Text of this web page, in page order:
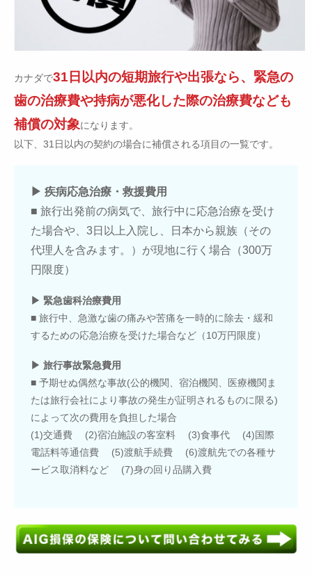
カナダで31日以内の短期旅行や出張なら、緊急の
歯の治療費や持病が悪化した際の治療費なども
補償の対象になります。
以下、31日以内の契約の場合に補償される項目の一覧です。
▶ 疾病応急治療・救援費用
■ 旅行出発前の病気で、旅行中に応急治療を受け
た場合や、3日以上入院し、日本から親族（その
代理人を含みます。）が現地に行く場合（300万
円限度）
▶ 緊急歯科治療費用
■ 旅行中、急激な歯の痛みや苦痛を一時的に除去・緩和
するための応急治療を受けた場合など（10万円限度）
▶ 旅行事故緊急費用
■ 予期せぬ偶然な事故(公的機関、宿泊機関、医療機関ま
たは旅行会社により事故の発生が証明されるものに限る)
によって次の費用を負担した場合
(1)交通費 (2)宿泊施設の客室料 (3)食事代 (4)国際
電話料等通信費 (5)渡航手続費 (6)渡航先での各種サ
ービス取消料など (7)身の回り品購入費